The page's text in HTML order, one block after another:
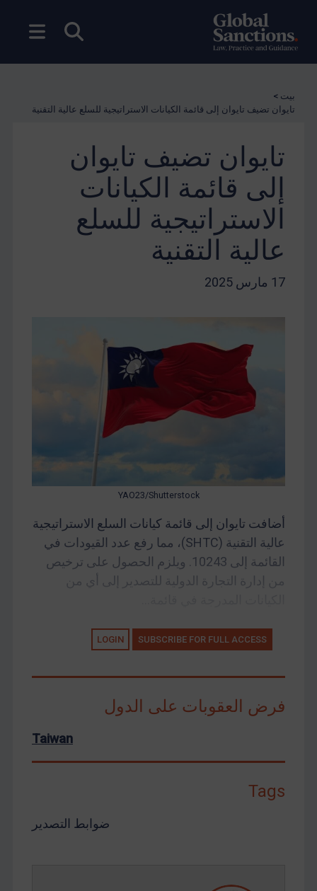
بحث فتح
بيت >
تايوان تضيف تايوان إلى قائمة الكيانات الاستراتيجية للسلع عالية التقنية
تايوان تضيف تايوان
إلى قائمة الكيانات
الاستراتيجية للسلع
عالية التقنية
17 مارس 2025
YAO23/Shutterstock
أضافت تايوان إلى قائمة كيانات السلع الاستراتيجية
عالية التقنية (SHTC)، مما رفع عدد القيودات في
القائمة إلى 10243. ويلزم الحصول على ترخيص
من إدارة التجارة الدولية للتصدير إلى أي من
SUBSCRIBE FOR FULL ACCESS
LOGIN
فرض العقوبات على الدول
Taiwan
Tags
ضوابط التصدير